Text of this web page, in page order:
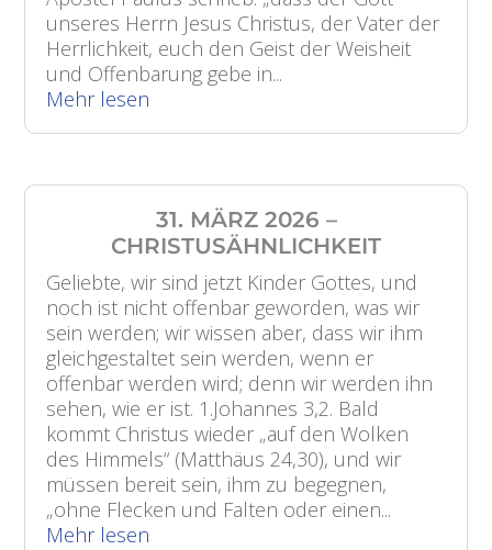
unseres Herrn Jesus Christus, der Vater der
Herrlichkeit, euch den Geist der Weisheit
und Offenbarung gebe in...
Mehr lesen
31. MÄRZ 2026 –
CHRISTUSÄHNLICHKEIT
Geliebte, wir sind jetzt Kinder Gottes, und
noch ist nicht offenbar geworden, was wir
sein werden; wir wissen aber, dass wir ihm
gleichgestaltet sein werden, wenn er
offenbar werden wird; denn wir werden ihn
sehen, wie er ist. 1.Johannes 3,2. Bald
kommt Christus wieder „auf den Wolken
des Himmels“ (Matthäus 24,30), und wir
müssen bereit sein, ihm zu begegnen,
„ohne Flecken und Falten oder einen...
Mehr lesen